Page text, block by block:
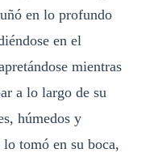
en lo profundo
en el
mientras
a lo largo de su
húmedos y
tomó en su boca,